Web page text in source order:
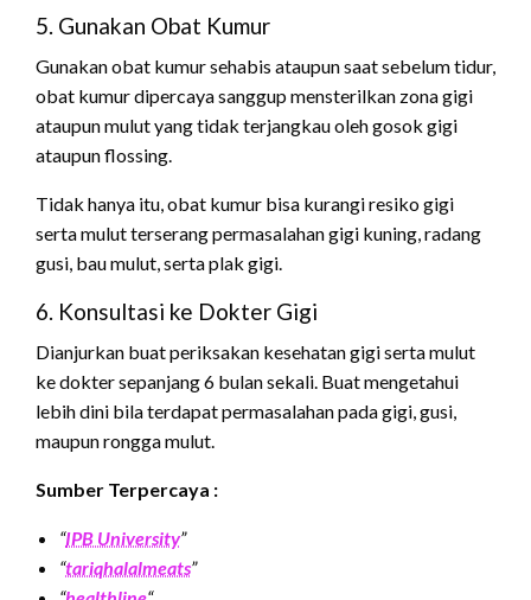
5. Gunakan Obat Kumur
Gunakan obat kumur sehabis ataupun saat sebelum tidur,
obat kumur dipercaya sanggup mensterilkan zona gigi
ataupun mulut yang tidak terjangkau oleh gosok gigi
ataupun flossing.
Tidak hanya itu, obat kumur bisa kurangi resiko gigi
serta mulut terserang permasalahan gigi kuning, radang
gusi, bau mulut, serta plak gigi.
6. Konsultasi ke Dokter Gigi
Dianjurkan buat periksakan kesehatan gigi serta mulut
ke dokter sepanjang 6 bulan sekali. Buat mengetahui
lebih dini bila terdapat permasalahan pada gigi, gusi,
maupun rongga mulut.
Sumber Terpercaya :
“IPB University”
“tariqhalalmeats”